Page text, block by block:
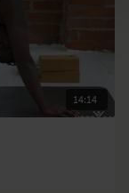
14:14